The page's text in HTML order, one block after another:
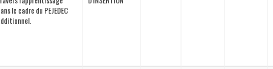
le cadre du PEJEDEC